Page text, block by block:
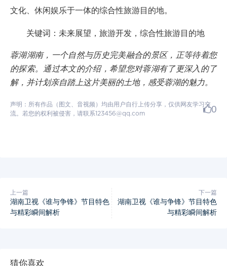
文化、休闲娱乐于一体的综合性旅游目的地。
关键词：未来展望，旅游开发，综合性旅游目的地
蓉湖湖南，一个自然与历史完美融合的景区，正等待着您
的探索。通过本文的介绍，希望您对蓉湖有了更深入的了
解，并计划亲自踏上这片美丽的土地，感受蓉湖的魅力。
声明：所有作品（图文、音视频）均由用户自行上传分享，仅供网友学习交
流。若您的权利被侵害，请联系123456@qq.com
0
上一篇
湖南卫视《谁与争锋》节目特色
与精彩瞬间解析
下一篇
湖南卫视《谁与争锋》节目特色
与精彩瞬间解析
猜你喜欢